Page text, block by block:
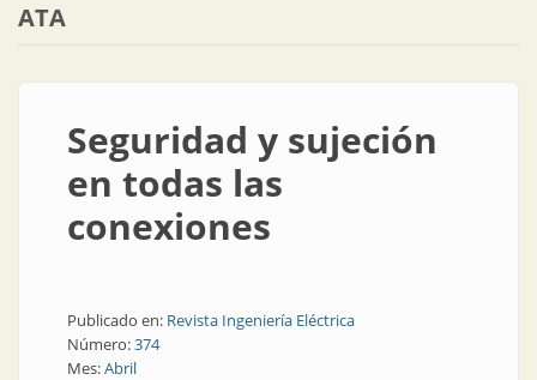
ATA
Seguridad y sujeción
en todas las
conexiones
Publicado en: Revista Ingeniería Eléctrica
Número:374
Mes:Abril